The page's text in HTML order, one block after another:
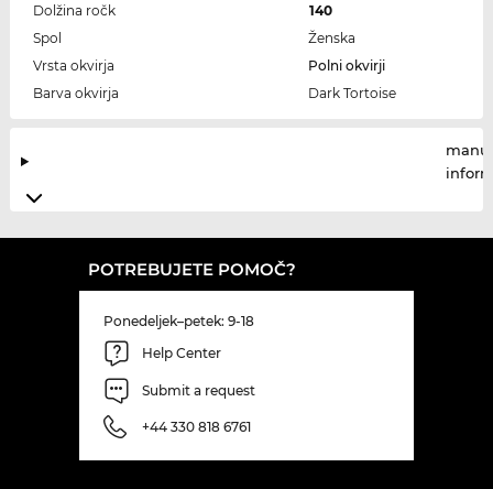
Dolžina ročk
140
Spol
Ženska
Vrsta okvirja
Polni okvirji
Barva okvirja
Dark Tortoise
POTREBUJETE POMOČ?
Ponedeljek–petek: 9-18
Help Center
Submit a request
+44 330 818 6761